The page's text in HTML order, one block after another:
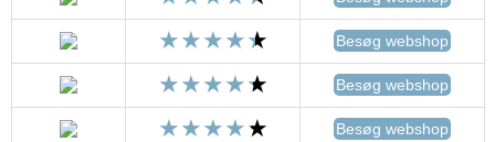
Besøg webshop
Besøg webshop
Besøg webshop